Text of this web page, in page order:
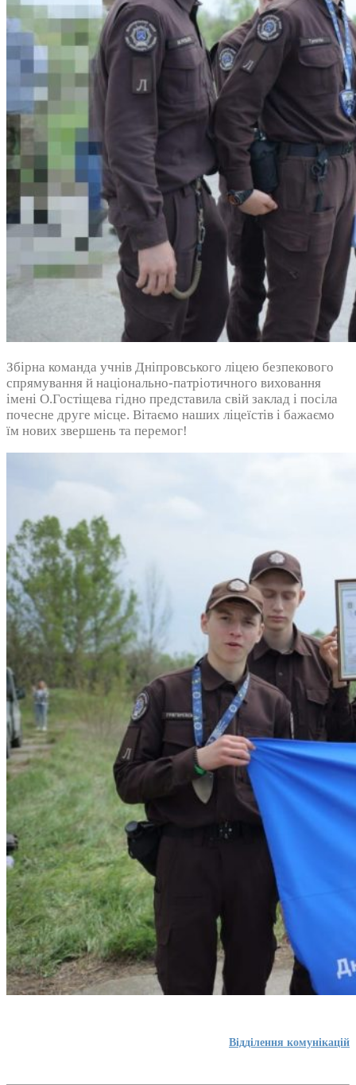
Збірна команда учнів Дніпровського ліцею безпекового
спрямування й національно-патріотичного виховання
імені О.Гостіщева гідно представила свій заклад і посіла
почесне друге місце. Вітаємо наших ліцеїстів і бажаємо
їм нових звершень та перемог!
Відділення комунікацій